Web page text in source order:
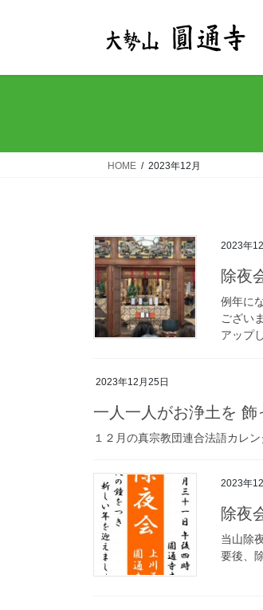
HOME 2023年12月
2023年
除夜
例年に
ござい
アップ
2023年12月25日
一人一人がお浄土を
１２月の真宗教団連合法語カレン
2023年
除夜
当山除
要後、